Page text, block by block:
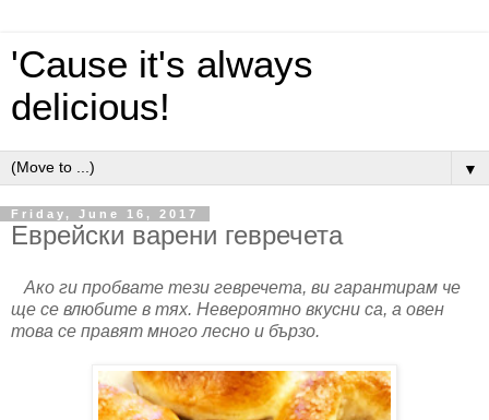
'Cause it's always
delicious!
▼
Friday, June 16, 2017
Еврейски варени гевречета
Ако ги пробвате тези гевречета, ви гарантирам че
ще се влюбите в тях. Невероятно вкусни са, а овен
това се правят много лесно и бързо.